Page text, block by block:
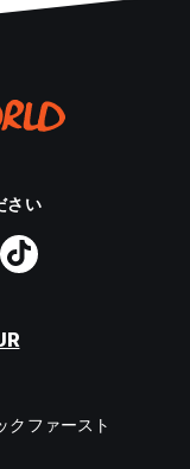
さい
クファースト